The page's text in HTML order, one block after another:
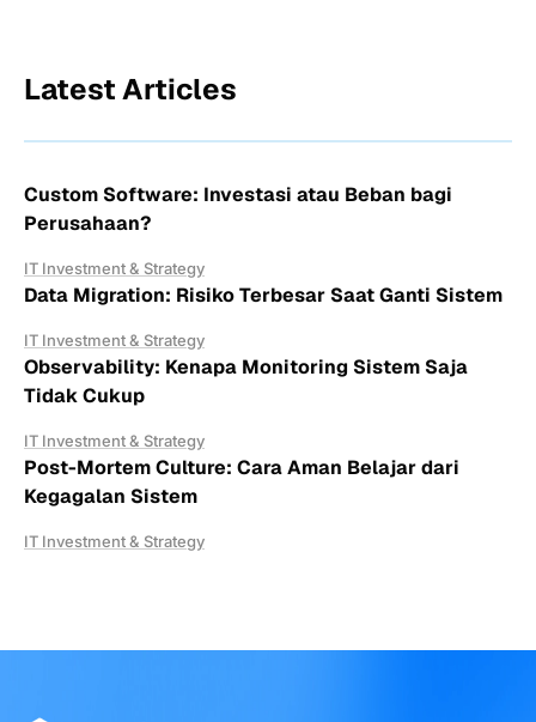
Latest Articles
Custom Software: Investasi atau Beban bagi
Perusahaan?
IT Investment & Strategy
Data Migration: Risiko Terbesar Saat Ganti Sistem
IT Investment & Strategy
Observability: Kenapa Monitoring Sistem Saja
Tidak Cukup
IT Investment & Strategy
Post-Mortem Culture: Cara Aman Belajar dari
Kegagalan Sistem
IT Investment & Strategy